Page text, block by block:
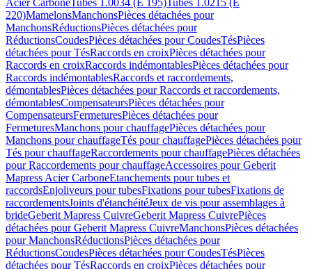
Acier CarboneTubes 1.0034 (E 195)Tubes 1.0215 (E
220)MamelonsManchonsPièces détachées pour
ManchonsRéductionsPièces détachées pour
RéductionsCoudesPièces détachées pour CoudesTésPièces
détachées pour TésRaccords en croixPièces détachées pour
Raccords en croixRaccords indémontablesPièces détachées pour
Raccords indémontablesRaccords et raccordements,
démontablesPièces détachées pour Raccords et raccordements,
démontablesCompensateursPièces détachées pour
CompensateursFermeturesPièces détachées pour
FermeturesManchons pour chauffagePièces détachées pour
Manchons pour chauffageTés pour chauffagePièces détachées pour
Tés pour chauffageRaccordements pour chauffagePièces détachées
pour Raccordements pour chauffageAccessoires pour Geberit
Mapress Acier CarboneEtanchements pour tubes et
raccordsEnjoliveurs pour tubesFixations pour tubesFixations de
raccordementsJoints d'étanchéitéJeux de vis pour assemblages à
brideGeberit Mapress CuivreGeberit Mapress CuivrePièces
détachées pour Geberit Mapress CuivreManchonsPièces détachées
pour ManchonsRéductionsPièces détachées pour
RéductionsCoudesPièces détachées pour CoudesTésPièces
détachées pour TésRaccords en croixPièces détachées pour